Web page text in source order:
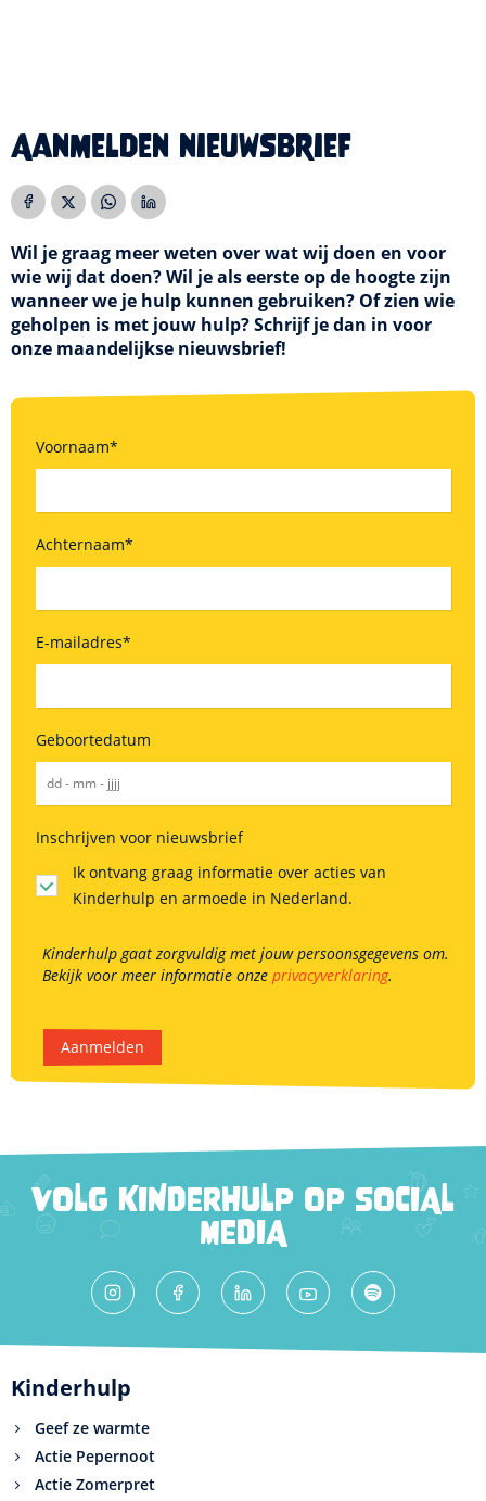
Aanmelden nieuwsbrief
Wil je graag meer weten over wat wij doen en voor
wie wij dat doen? Wil je als eerste op de hoogte zijn
wanneer we je hulp kunnen gebruiken? Of zien wie
geholpen is met jouw hulp? Schrijf je dan in voor
onze maandelijkse nieuwsbrief!
Voornaam*
Achternaam*
E-mailadres*
Geboortedatum
Inschrijven voor nieuwsbrief
Ik ontvang graag informatie over acties van
Kinderhulp en armoede in Nederland.
Kinderhulp gaat zorgvuldig met jouw persoonsgegevens om.
Bekijk voor meer informatie onze privacyverklaring.
Aanmelden
VOLG KINDERHULP OP SOCIAL
MEDIA
Kinderhulp
Geef ze warmte
Actie Pepernoot
Actie Zomerpret